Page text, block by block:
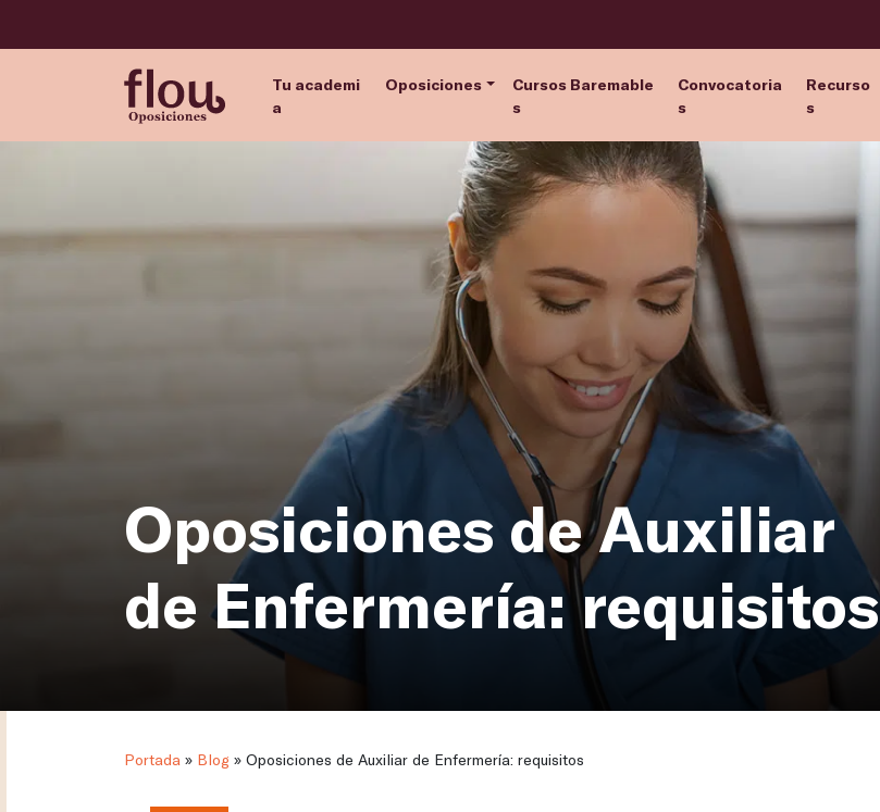
Tu academi
a
Oposiciones
Cursos Baremable
s
Convocatoria
s
Recurso
s
Oposiciones de Auxiliar
de Enfermería: requisitos
Portada » Blog » Oposiciones de Auxiliar de Enfermería: requisitos